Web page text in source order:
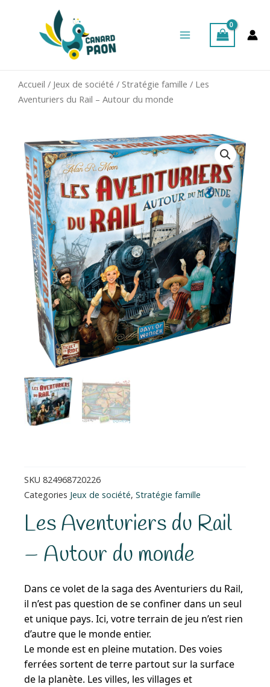
Menu
Accueil / Jeux de société / Stratégie famille / Les
Aventuriers du Rail – Autour du monde
SKU 824968720226
Categories Jeux de société, Stratégie famille
Les Aventuriers du Rail
– Autour du monde
Dans ce volet de la saga des Aventuriers du Rail,
il n’est pas question de se confiner dans un seul
et unique pays. Ici, votre terrain de jeu n’est rien
d’autre que le monde entier.
Le monde est en pleine mutation. Des voies
ferrées sortent de terre partout sur la surface
de la planète. Les villes, les villages et